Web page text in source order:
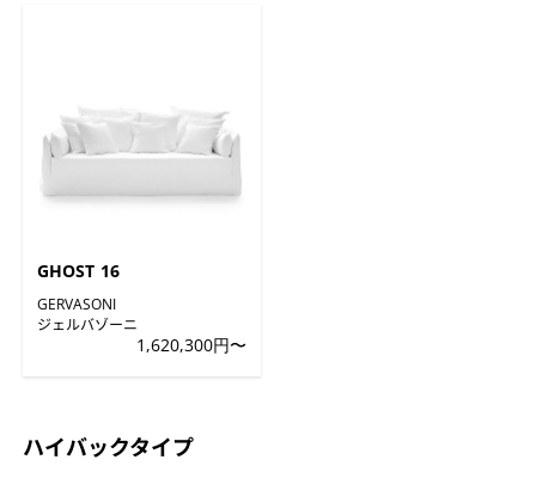
GHOST 16
GERVASONI
ジェルバゾーニ
1,620,300円〜
ハイバックタイプ